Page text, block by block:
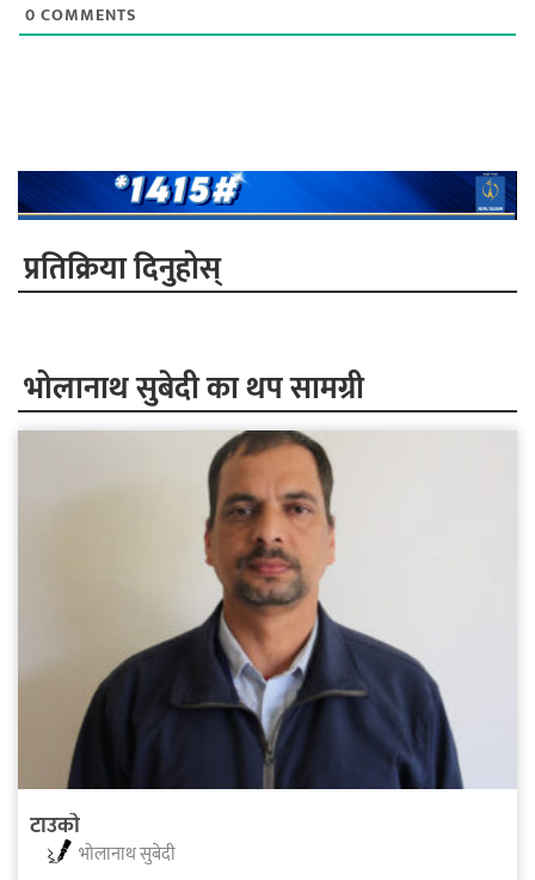
0 COMMENTS
प्रतिक्रिया दिनुहोस्
भोलानाथ सुबेदी का थप सामग्री
टाउको
भोलानाथ सुबेदी